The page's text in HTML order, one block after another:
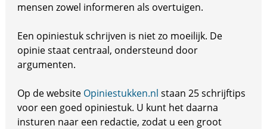
mensen zowel informeren als overtuigen.
Een opiniestuk schrijven is niet zo moeilijk. De
opinie staat centraal, ondersteund door
argumenten.
Op de website Opiniestukken.nl staan 25 schrijftips
voor een goed opiniestuk. U kunt het daarna
insturen naar een redactie, zodat u een groot